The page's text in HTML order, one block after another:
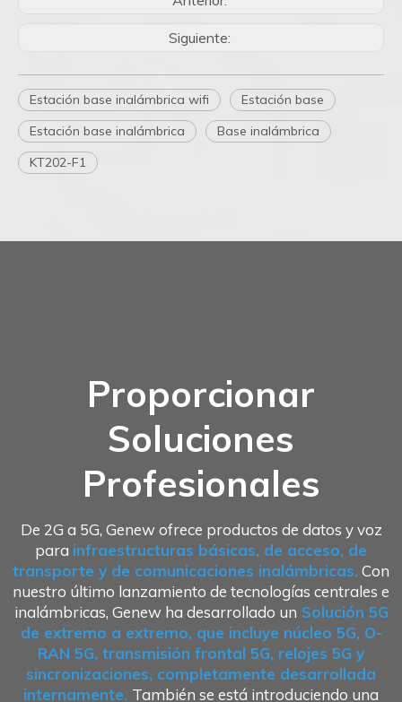
Siguiente:
Estación base inalámbrica wifi
Estación base
Estación base inalámbrica
Base inalámbrica
KT202-F1
Proporcionar
Soluciones
Profesionales
De 2G a 5G, Genew ofrece productos de datos y voz
para infraestructuras básicas, de acceso, de
transporte y de comunicaciones inalámbricas. Con
nuestro último lanzamiento de tecnologías centrales e
inalámbricas, Genew ha desarrollado un Solución 5G
de extremo a extremo, que incluye núcleo 5G, O-
RAN 5G, transmisión frontal 5G, relojes 5G y
sincronizaciones, completamente desarrollada
internamente. También se está introduciendo una